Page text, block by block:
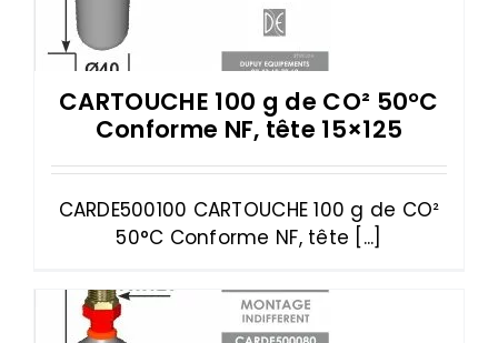
CARTOUCHE 100 g de CO² 50°C
Conforme NF, tête 15×125
CARDE500100 CARTOUCHE 100 g de CO²
50°C Conforme NF, tête [...]